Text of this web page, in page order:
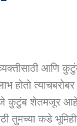
आणि
होतो
कुटुंब शेतमजूर आहे
तुमच्या कडे